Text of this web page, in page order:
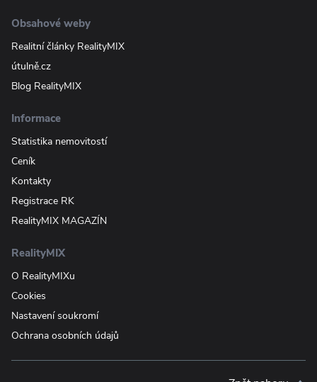
Obsahové weby
Realitní články RealityMIX
útulně.cz
Blog RealityMIX
Informace
Statistika nemovitostí
Ceník
Kontakty
Registrace RK
RealityMIX MAGAZÍN
RealityMIX
O RealityMIXu
Cookies
Nastavení soukromí
Ochrana osobních údajů